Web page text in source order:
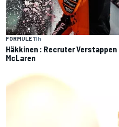
FORMULE 11 h
Häkkinen : Recruter
McLaren